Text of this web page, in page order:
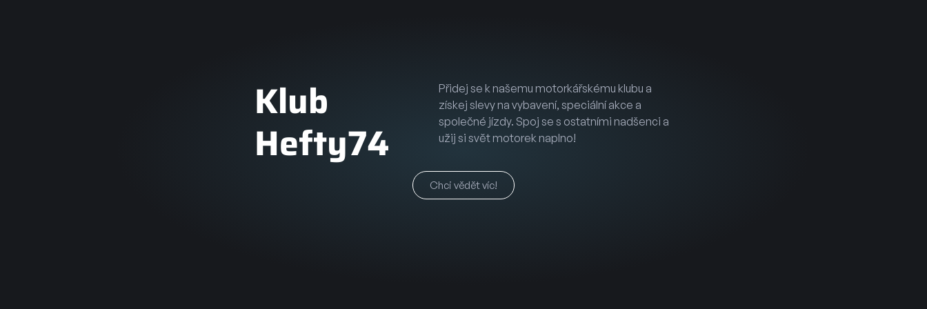
Klub
Hefty74
Přidej se k našemu motorkářskému klubu a
získej slevy na vybavení, speciální akce a
společné jízdy. Spoj se s ostatními nadšenci a
užij si svět motorek naplno!
Chci vědět víc!